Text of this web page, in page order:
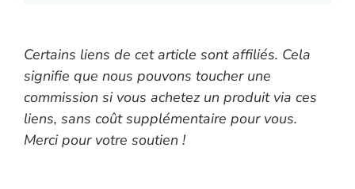
Certains liens de cet article sont affiliés. Cela
signifie que nous pouvons toucher une
commission si vous achetez un produit via ces
liens, sans coût supplémentaire pour vous.
Merci pour votre soutien !